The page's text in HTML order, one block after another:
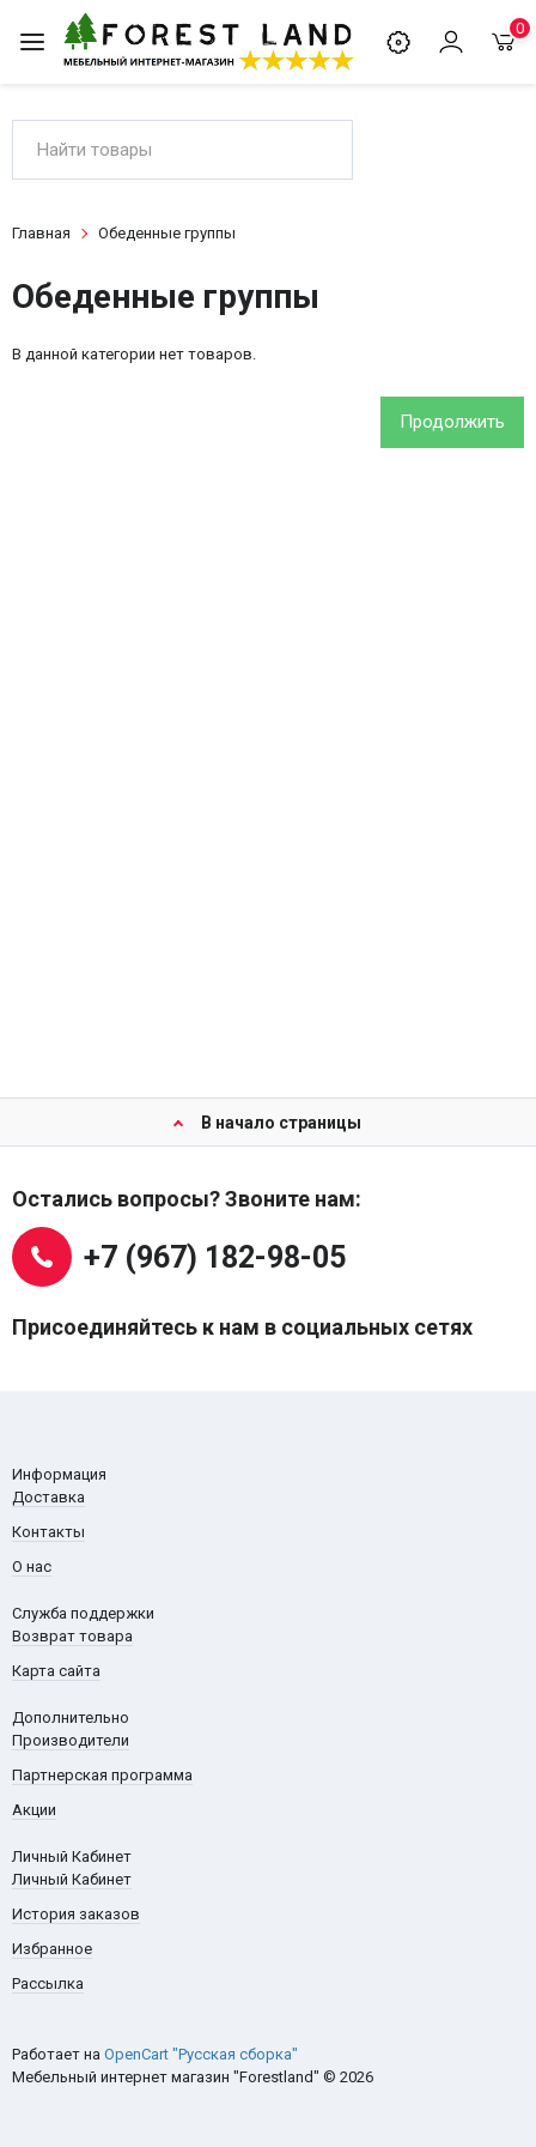
0
Главная Обеденные группы
Обеденные группы
В данной категории нет товаров.
Продолжить
В начало страницы
Остались вопросы? Звоните нам:
+7 (967) 182-98-05
Присоединяйтесь к нам в социальных сетях
Информация
Доставка
Контакты
О нас
Служба поддержки
Возврат товара
Карта сайта
Дополнительно
Производители
Партнерская программа
Акции
Личный Кабинет
Личный Кабинет
История заказов
Избранное
Рассылка
Работает на OpenCart "Русская сборка"
Мебельный интернет магазин "Forestland" © 2026